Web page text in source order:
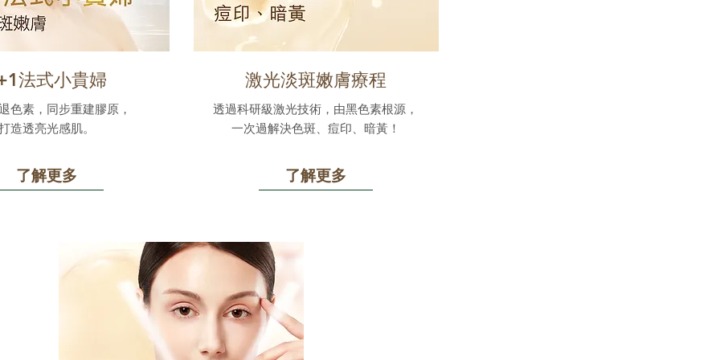
法式小貴婦
色素，同步重建膠原，
造透亮光感肌。
了解更多
激光淡斑嫩膚療程
透過科研級激光技術，由黑色素根源，
一次過解決色斑、痘印、暗黃！
了解更多